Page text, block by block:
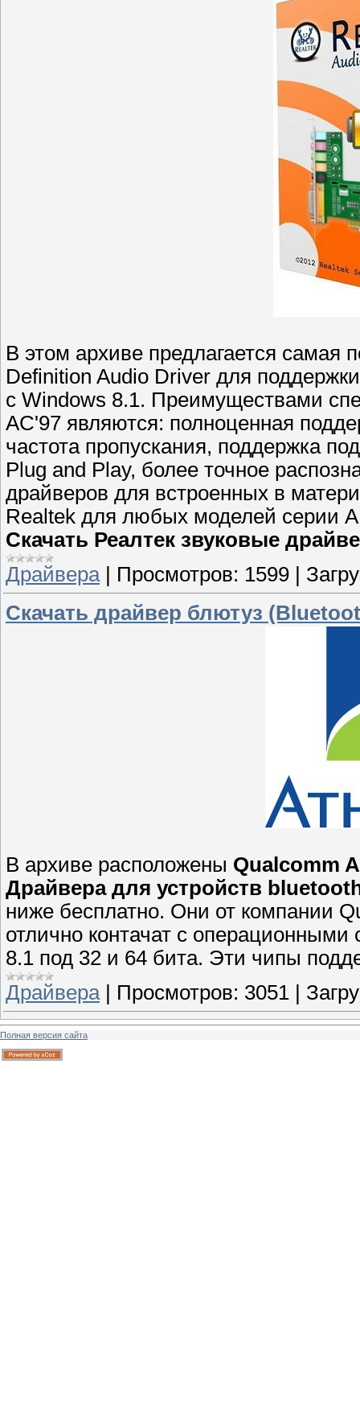
В этом архиве предлагается самая
Definition Audio Driver для
с Windows 8.1. Преимуществами
AC'97 являются: полноценная
частота пропускания, поддержка
Plug and Play, более точное
драйверов для встроенных в
Realtek для любых моделей серии
Скачать Реалтек звуковые
Драйвера| Просмотров: 1599
Скачать драйвер блютуз
В архиве расположены Qualcomm
Драйвера для устройств
ниже бесплатно. Они от компании
отлично контачат с
8.1 под 32 и 64 бита. Эти чипы
Драйвера | Просмотров: 3051 |
Полная версия сайта